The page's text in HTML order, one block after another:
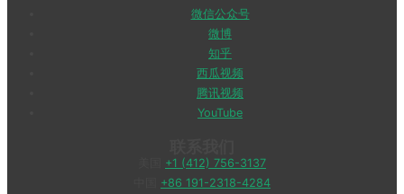
微信公众号
微博
知乎
西瓜视频
腾讯视频
YouTube
+1 (412) 756-3137
+86 191-2318-4284